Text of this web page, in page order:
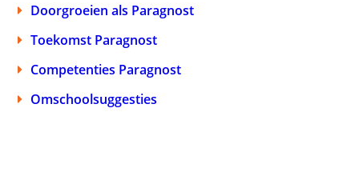
Doorgroeien als Paragnost
Toekomst Paragnost
Competenties Paragnost
Omschoolsuggesties